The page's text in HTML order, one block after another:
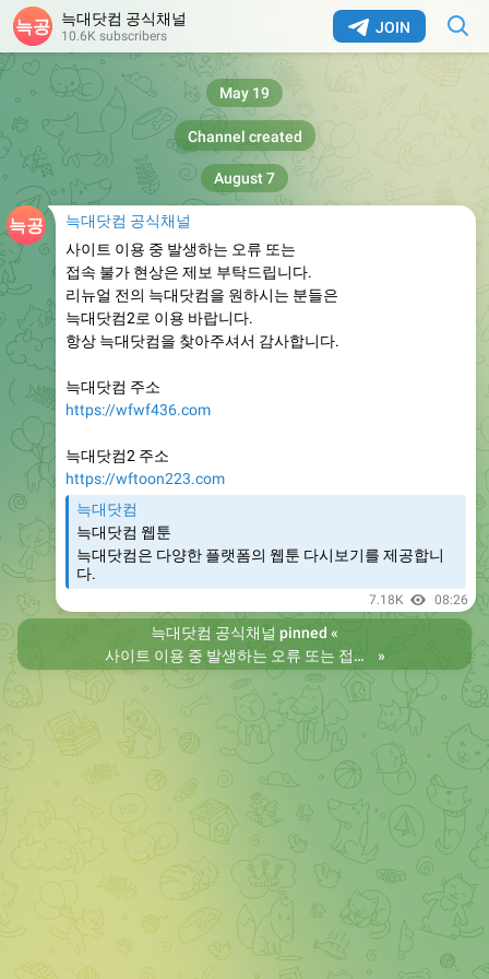
JOIN
늑대닷컴 공식채널
10.6K subscribers
Channel created
May 19
늑대닷컴 공식채널
사이트 이용 중 발생하는 오류 또는
접속 불가 현상은 제보 부탁드립니다.
리뉴얼 전의 늑대닷컴을 원하시는 분들은
늑대닷컴2로 이용 바랍니다.
항상 늑대닷컴을 찾아주셔서 감사합니다.
늑대닷컴 주소
https://wfwf436.com
늑대닷컴2 주소
https://wftoon223.com
늑대닷컴
늑대닷컴 웹툰
늑대닷컴은 다양한 플랫폼의 웹툰 다시보기를 제공합니
다.
7.18K 08:26
August 7
늑대닷컴 공식채널 pinned «
사이트 이용 중 발생하는 오류 또는 접속 불가 현상은 제보 부탁드립니다. 리뉴얼 전의 늑대닷컴을 원하시는 분들은 늑대닷컴2로 이용 바랍니다. 항상 늑대닷컴을 찾아주셔서 감사합니다. 늑대닷컴 주소 https://wfwf436.com 늑대닷컴2 주소 https://wftoon223.com
»